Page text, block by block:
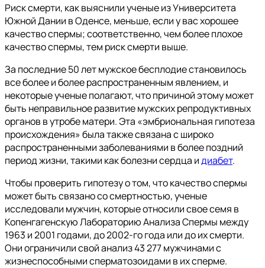
Риск смерти, как выяснили ученые из Университета
Южной Дании в Оденсе, меньше, если у вас хорошее
качество спермы; соответственно, чем более плохое
качество спермы, тем риск смерти выше.
За последние 50 лет мужское бесплодие становилось
все более и более распространенным явлением, и
некоторые ученые полагают, что причиной этому может
быть неправильное развитие мужских репродуктивных
органов в утробе матери. Эта «эмбриональная гипотеза
происхождения» была также связана с широко
распространенными заболеваниями в более поздний
период жизни, такими как болезни сердца идиабет.
Чтобы проверить гипотезу о том, что качество спермы
может быть связано со смертностью, ученые
исследовали мужчин, которые относили свое семя в
Копенгагенскую Лабораторию Анализа Спермы между
1963 и 2001 годами, до 2002-го года или до их смерти.
Они ограничили свой анализ 43 277 мужчинами с
жизнеспособными сперматозоидами в их сперме.